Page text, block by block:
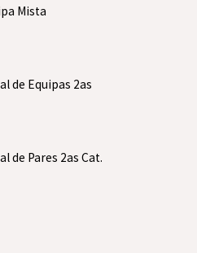
Mista
de Equipas 2as
de Pares 2as Cat.